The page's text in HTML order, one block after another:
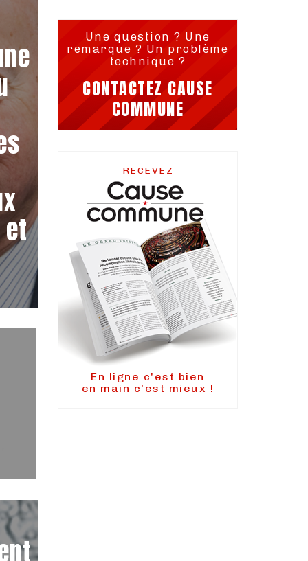
Une question ? Une
remarque ? Un problème
technique ?
CONTACTEZ CAUSE
COMMUNE
RECEVEZ
En ligne c'est bien
en main c'est mieux !